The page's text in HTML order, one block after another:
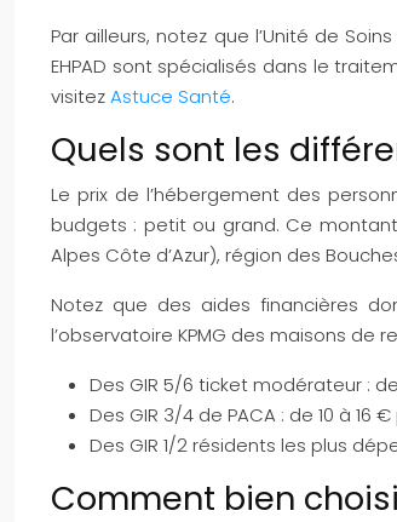
Par ailleurs, notez que l’Unité de
EHPAD sont spécialisés dans le
visitezAstuce Santé.
Quels sont les
Le prix de l’hébergement des
budgets : petit ou grand. Ce
Alpes Côte d’Azur), région des
Notez que des aides financières
l’observatoire KPMG des maisons de
Des GIR 5/6 ticket modérateur :
Des GIR 3/4 de PACA : de 10 à 16
Des GIR 1/2 résidents les plus
Comment bien